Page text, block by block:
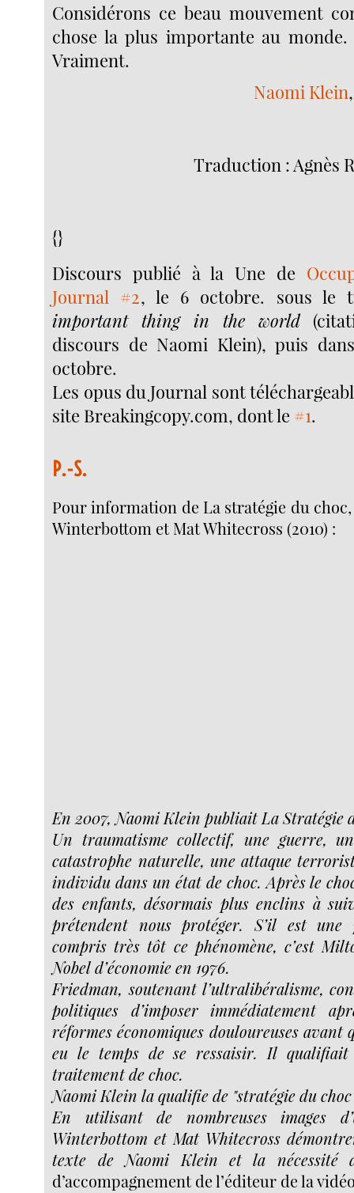
Considérons ce beau mouvement
chose la plus importante au monde.
Vraiment.
Naomi Klein
Traduction : Agnès
{}
Discours publié à la Une de
Journal #2, le 6 octobre. sous
important thing in the world
discours de Naomi Klein), puis
octobre.
Les opus du Journal sont
site Breakingcopy.com, dont le #1.
P.-S.
Pour information de La stratégie du
Winterbottom et Mat Whitecross (2010) :
En 2007, Naomi Klein publiait La Stratégie
Un traumatisme collectif, une guerre,
catastrophe naturelle, une attaque
individu dans un état de choc. Après le
des enfants, désormais plus enclins à
prétendent nous protéger. S’il est
compris très tôt ce phénomène, c’est
Nobel d’économie en 1976.
Friedman, soutenant l’ultralibéralisme,
politiques d’imposer immédiatement
réformes économiques douloureuses avant
eu le temps de se ressaisir. Il qualifiait
traitement de choc.
Naomi Klein la qualifie de "stratégie du
En utilisant de nombreuses images
Winterbottom et Mat Whitecross
texte de Naomi Klein et la nécessité
d’accompagnement de l’éditeur de la